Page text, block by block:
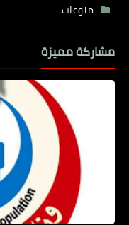
منوعات
مشاركة مميزة